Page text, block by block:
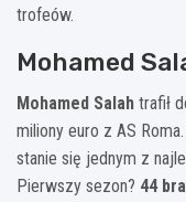
trofeów.
Mohamed
Mohamed Salah trafił
miliony euro z AS
stanie się jednym z
Pierwszy sezon? 44